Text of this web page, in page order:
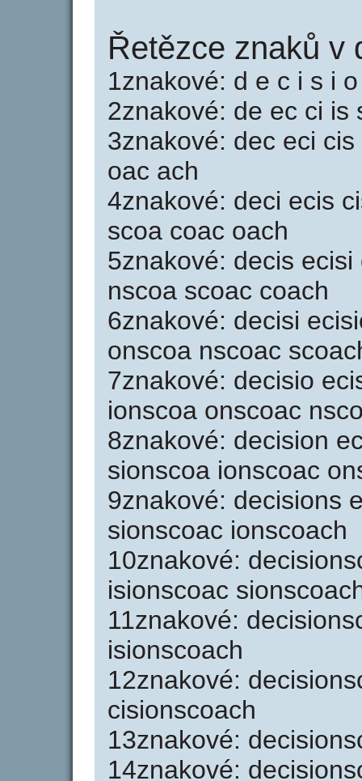
Řetězce znaků v
1znakové: d e c i s i
2znakové: de ec ci is
3znakové: dec eci
oac ach
4znakové: deci ecis
scoa coac oach
5znakové: decis
nscoa scoac coach
6znakové: decisi
onscoa nscoac
7znakové: decisio
ionscoa onscoac
8znakové: decision
sionscoa ionscoac
9znakové: decisions
sionscoac ionscoach
10znakové:
isionscoac
11znakové:
isionscoach
12znakové:
cisionscoach
13znakové:
14znakové: